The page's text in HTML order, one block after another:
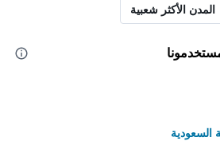
المدن الأكثر شعبية
السعودية